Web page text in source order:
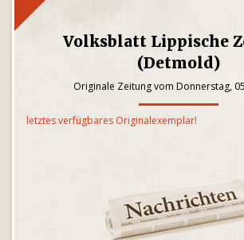
Volksblatt Lippische
(Detmold)
Originale Zeitung vom Donnerstag,
letztes verfügbares Originalexemplar!